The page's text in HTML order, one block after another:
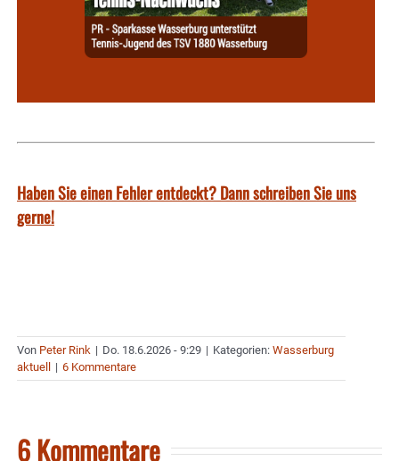
Haben Sie einen Fehler entdeckt? Dann schreiben Sie uns
gerne!
Von Peter Rink | Do. 18.6.2026 - 9:29 | Kategorien: Wasserburg
aktuell
| 6 Kommentare
6 Kommentare